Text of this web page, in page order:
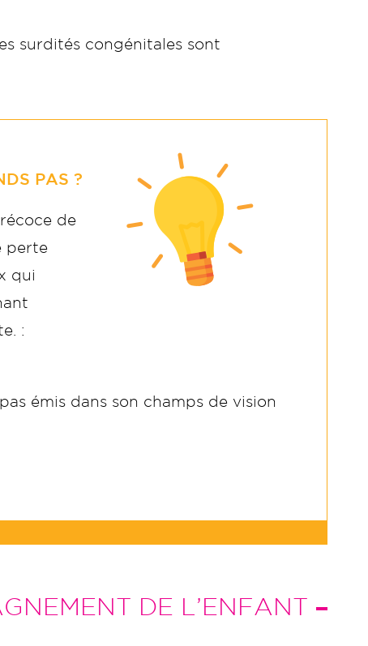
surdités congénitales sont
PAS ?
de
perte
qui
:
émis dans son champs de vision
DE L’ENFANT